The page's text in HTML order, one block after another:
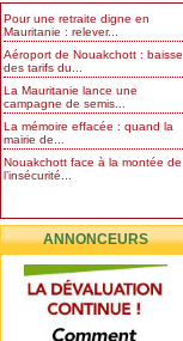
Pour une retraite digne en
Mauritanie : relever...
Aéroport de Nouakchott : baisse
des tarifs du...
La Mauritanie lance une
campagne de semis...
La mémoire effacée : quand la
mairie de...
Nouakchott face à la montée de
l’insécurité...
ANNONCEURS